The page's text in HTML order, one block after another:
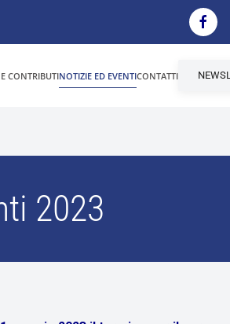
CONTRIBUTINOTIZIE ED EVENTICONTATTI
2023